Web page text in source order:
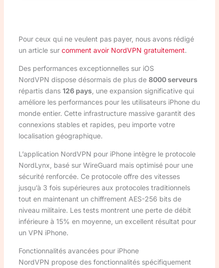
Pour ceux qui ne veulent pas payer, nous avons rédigé
un article sur comment avoir NordVPN gratuitement.
Des performances exceptionnelles sur iOS
NordVPN dispose désormais de plus de 8000 serveurs
répartis dans 126 pays, une expansion significative qui
améliore les performances pour les utilisateurs iPhone du
monde entier. Cette infrastructure massive garantit des
connexions stables et rapides, peu importe votre
localisation géographique.
L’application NordVPN pour iPhone intègre le protocole
NordLynx, basé sur WireGuard mais optimisé pour une
sécurité renforcée. Ce protocole offre des vitesses
jusqu’à 3 fois supérieures aux protocoles traditionnels
tout en maintenant un chiffrement AES-256 bits de
niveau militaire. Les tests montrent une perte de débit
inférieure à 15% en moyenne, un excellent résultat pour
un VPN iPhone.
Fonctionnalités avancées pour iPhone
NordVPN propose des fonctionnalités spécifiquement